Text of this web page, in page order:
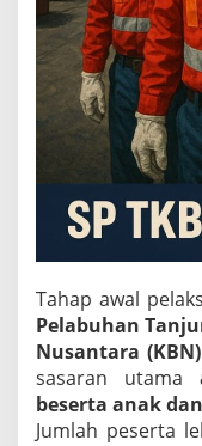
Tahap awal
Pelabuhan
Nusantara
sasaran utama
beserta anak
Jumlah peserta